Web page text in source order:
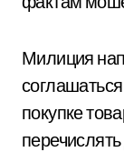
Милиция
покупке